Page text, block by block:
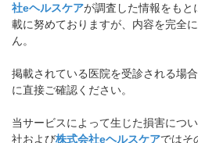
社eヘルスケアが調査した情報をもと
載に努めておりますが、内容を完全
ん。
掲載されている医院を受診される場
に直接ご確認ください。
当サービスによって生じた損害につ
社および株式会社eヘルスケアではそ